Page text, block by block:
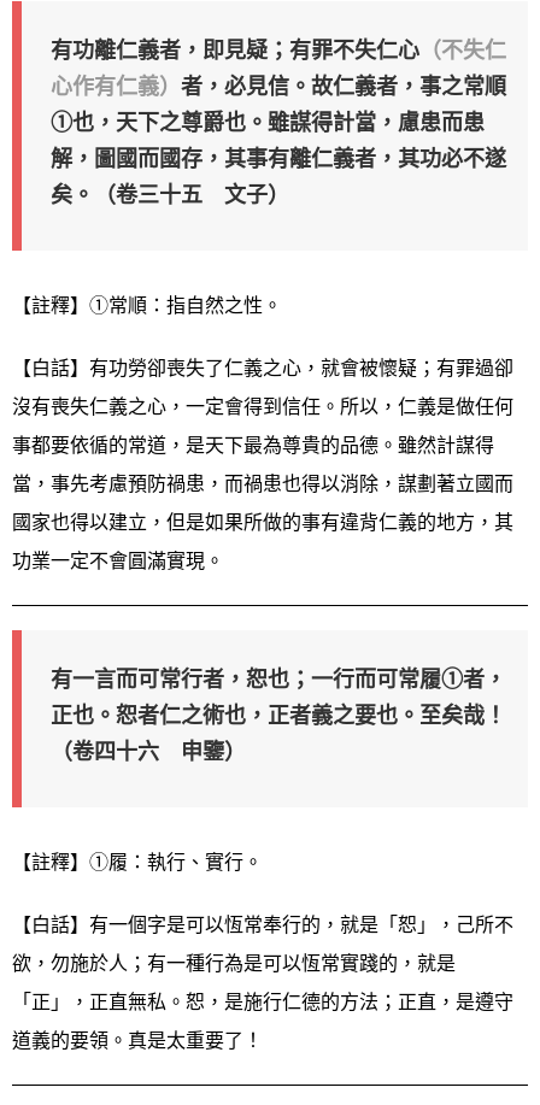
有功離仁義者，即見疑；有罪不失仁心 （不失仁
心作有仁義） 者，必見信。故仁義者，事之常順
①也，天下之尊爵也。雖謀得計當，慮患而患
解，圖國而國存，其事有離仁義者，其功必不遂
矣。（卷三十五 文子）
【註釋】①常順：指自然之性。
【白話】有功勞卻喪失了仁義之心，就會被懷疑；有罪過卻
沒有喪失仁義之心，一定會得到信任。所以，仁義是做任何
事都要依循的常道，是天下最為尊貴的品德。雖然計謀得
當，事先考慮預防禍患，而禍患也得以消除，謀劃著立國而
國家也得以建立，但是如果所做的事有違背仁義的地方，其
功業一定不會圓滿實現。
有一言而可常行者，恕也；一行而可常履①者，
正也。恕者仁之術也，正者義之要也。至矣哉！
（卷四十六 申鑒）
【註釋】①履：執行、實行。
【白話】有一個字是可以恆常奉行的，就是「恕」，己所不
欲，勿施於人；有一種行為是可以恆常實踐的，就是
「正」，正直無私。恕，是施行仁德的方法；正直，是遵守
道義的要領。真是太重要了！